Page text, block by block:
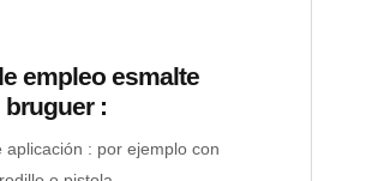
empleo esmalte
:
aplicación : por ejemplo con